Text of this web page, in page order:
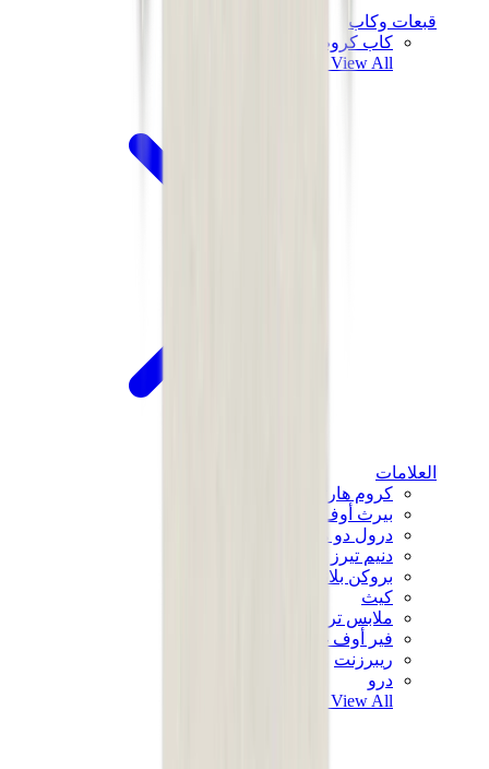
قبعات وكاب
كاب كروم هارتس
View All
العلامات
كروم هارتس
بيرث أوف رويال تشايلد
درول دو مونسيور
دنيم تيرز
بروكن بلانت
كيث
ملابس ترافيس سكوت
فير أوف غاد × إيسنشالز
ريبرزنت
درو
View All